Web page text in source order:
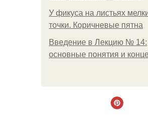
У фикуса на листьях
точки. Коричневые пятна
Введение в Лекцию № 14:
основные понятия и